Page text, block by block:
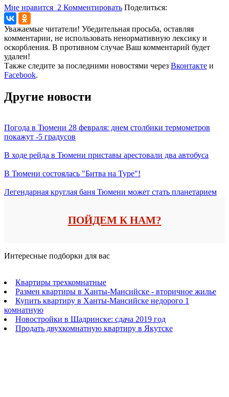
Мне нравится 2 Комментировать Поделиться:
Уважаемые читатели! Убедительная просьба, оставляя
комментарии, не использовать ненормативную лексику и
оскорбления. В противном случае Ваш комментарий будет
удален!
Также следите за последними новостями через Вконтакте и
Facebook.
Другие новости
Погода в Тюмени 28 февраля: днем столбики термометров
покажут -5 градусов
В ходе рейда в Тюмени приставы арестовали два автобуса
В Тюмени состоялась "Битва на Туре"!
Легендарная круглая баня Тюмени может стать планетарием
ПОЙДЕМ К НАМ?
Интересные подборки для вас
Квартиры трехкомнатные
Размен квартиры в Ханты-Мансийске - вторичное жилье
Купить квартиру в Ханты-Мансийске недорого 1
комнатную
Новостройки в Шадринске: сдача 2019 год
Продать двухкомнатную квартиру в Якутске